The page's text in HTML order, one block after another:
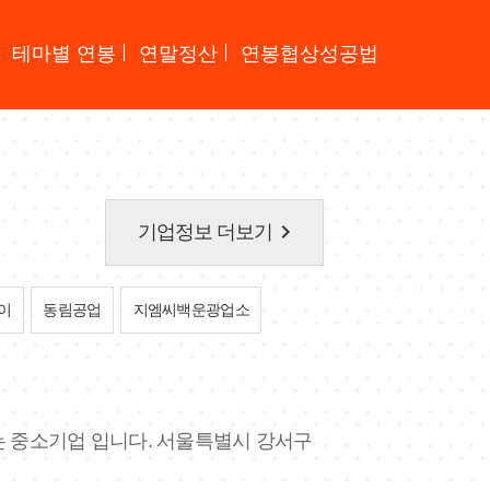
테마별 연봉 연말정산 연봉협상성공법
기업정보 더보기 keyboard_arrow_right
동림공업 지엠씨백운광업소
중소기업 입니다. 서울특별시 강서구